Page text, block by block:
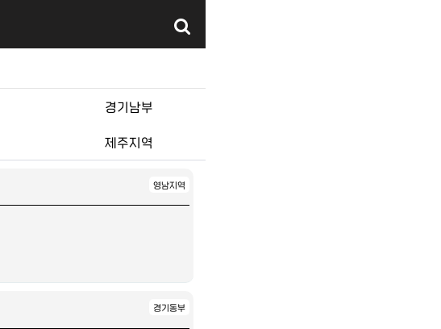
경기남부
제주지역
영남지역
경기동부